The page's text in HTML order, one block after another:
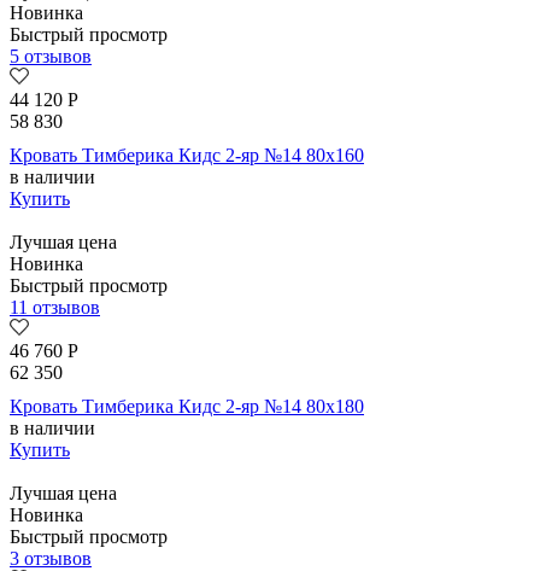
Новинка
Быстрый просмотр
5 отзывов
44 120 Р
58 830
Кровать Тимберика Кидс 2-яр №14 80х160
в наличии
Купить
Лучшая цена
Новинка
Быстрый просмотр
11 отзывов
46 760 Р
62 350
Кровать Тимберика Кидс 2-яр №14 80х180
в наличии
Купить
Лучшая цена
Новинка
Быстрый просмотр
3 отзывов